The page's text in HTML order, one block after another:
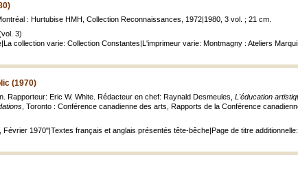
: Hurtubise HMH, Collection Reconnaissances, 1972|1980, 3 vol. ; 21 cm.
3)
collection varie: Collection Constantes|L'imprimeur varie: Montmagny : Ateliers
(1970)
Rapporteur: Eric W. White. Rédacteur en chef: Raynald Desmeules, L'éducation
, Toronto : Conférence canadienne des arts, Rapports de la Conférence
1970"|Textes français et anglais présentés tête-bêche|Page de titre